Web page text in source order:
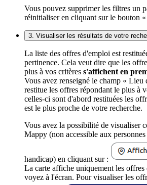
Vous pouvez supprimer les filtres un
réinitialiser en cliquant sur le bouton
3. Visualiser les résultats de votre
La liste des offres d'emploi est
pertinence. Cela veut dire que les
plus à vos critères s'affichent en
Vous avez renseigné le champ « Lieu
restitue les offres répondant le plus à
celles-ci sont d'abord restituées les
est le plus proche de votre recherche.
Vous avez la possibilité de visualiser
Mappy (non accessible aux
handicap) en cliquant sur :
La carte affiche uniquement les
voyez à l'écran. Pour visualiser les